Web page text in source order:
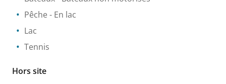
Pêche - En lac
Lac
Tennis
Hors site